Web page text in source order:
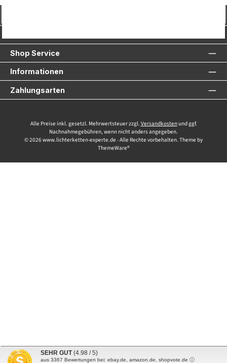
Shop Service
Informationen
Zahlungsarten
Alle Preise inkl. gesetzl. Mehrwertsteuer zzgl. Versandkostenund ggf.
Nachnahmegebühren, wenn nicht anders angegeben.
© 2026 www.lichterketten-experte.de - Alle Rechte vorbehalten. Theme by
ThemeWare®
SEHR GUT (4.98 / 5)
aus 3367 Bewertungen bei: ebay.de, amazon.de, shopvote.de ⓘ